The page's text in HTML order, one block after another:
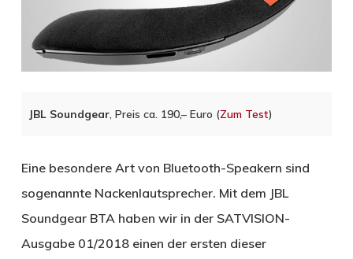
JBL Soundgear, Preis ca. 190,– Euro (Zum Test)
Eine besondere Art von Bluetooth-Speakern sind
sogenannte Nackenlautsprecher. Mit dem JBL
Soundgear BTA haben wir in der SATVISION-
Ausgabe 01/2018 einen der ersten dieser